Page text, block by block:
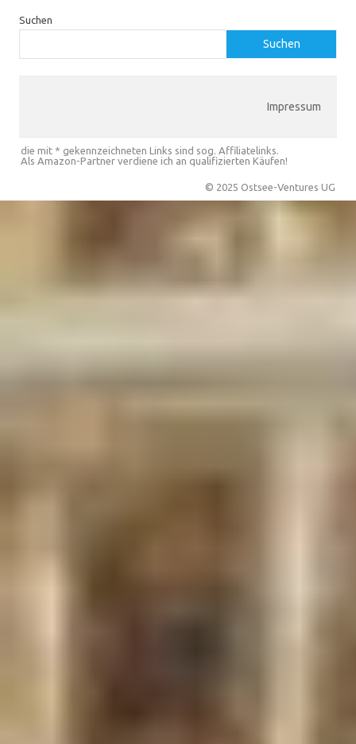
Suchen
Suchen
Impressum
die mit * gekennzeichneten Links sind sog. Affiliatelinks.
Als Amazon-Partner verdiene ich an qualifizierten Käufen!
© 2025 Ostsee-Ventures UG